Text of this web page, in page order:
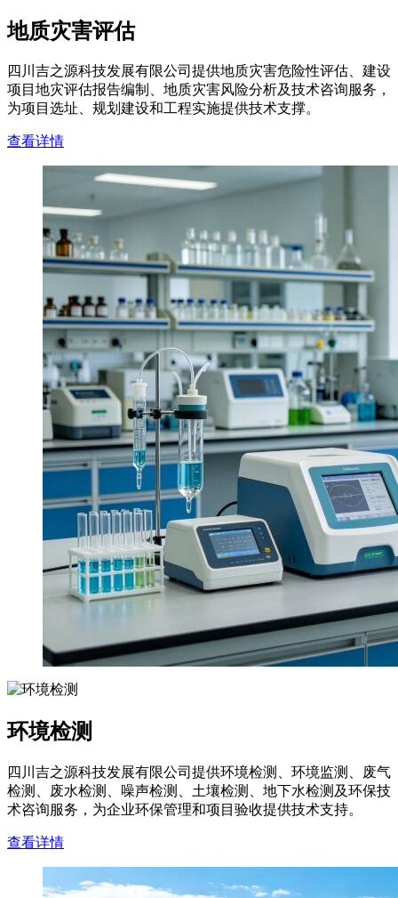
地质灾害评估
四川吉之源科技发展有限公司提供地质灾害危险性评估、建设
项目地灾评估报告编制、地质灾害风险分析及技术咨询服务，
为项目选址、规划建设和工程实施提供技术支撑。
查看详情
环境检测
四川吉之源科技发展有限公司提供环境检测、环境监测、废气
检测、废水检测、噪声检测、土壤检测、地下水检测及环保技
术咨询服务，为企业环保管理和项目验收提供技术支持。
查看详情